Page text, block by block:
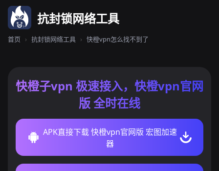
抗封锁网络工具
首页 › 抗封锁网络工具 › 快橙vpn怎么找不到了
快橙子vpn 极速接入，快橙vpn官网
版 全时在线
APK直接下载 快橙vpn官网版 宏图加速
器